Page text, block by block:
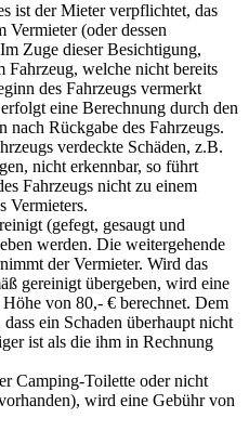
ist der Mieter verpflichtet, das
Vermieter (oder dessen
Zuge dieser Besichtigung,
Fahrzeug, welche nicht bereits
des Fahrzeugs vermerkt
eine Berechnung durch den
nach Rückgabe des Fahrzeugs.
verdeckte Schäden, z.B.
nicht erkennbar, so führt
Fahrzeugs nicht zu einem
Vermieters.
(gefegt, gesaugt und
werden. Die weitergehende
der Vermieter. Wird das
gereinigt übergeben, wird eine
von 80,- € berechnet. Dem
ein Schaden überhaupt nicht
ist als die ihm in Rechnung
Camping-Toilette oder nicht
wird eine Gebühr von